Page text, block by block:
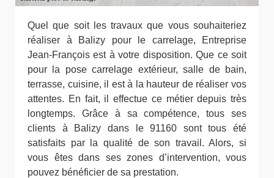
Quel que soit les travaux que vous souhaiteriez
réaliser à Balizy pour le carrelage, Entreprise
Jean-François est à votre disposition. Que ce soit
pour la pose carrelage extérieur, salle de bain,
terrasse, cuisine, il est à la hauteur de réaliser vos
attentes. En fait, il effectue ce métier depuis très
longtemps. Grâce à sa compétence, tous ses
clients à Balizy dans le 91160 sont tous été
satisfaits par la qualité de son travail. Alors, si
vous êtes dans ses zones d’intervention, vous
pouvez bénéficier de sa prestation.